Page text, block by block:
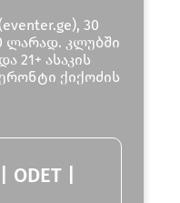
30
ლარად. კლუბში
21+ ასაკის
ქიქოძის
ODET |